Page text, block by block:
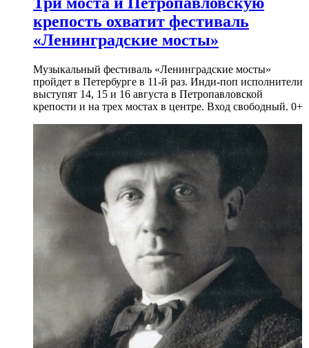
крепость охватит фестиваль
«Ленинградские мосты»
Музыкальный фестиваль «Ленинградские мосты»
пройдет в Петербурге в 11-й раз. Инди-поп исполнители
выступят 14, 15 и 16 августа в Петропавловской
крепости и на трех мостах в центре. Вход свободный. 0+